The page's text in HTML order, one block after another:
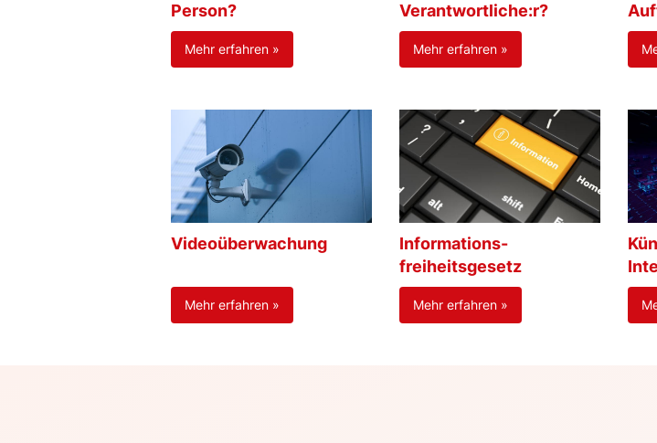
Person?
Mehr erfahren »
Verantwortliche:r?
Mehr erfahren »
Videoüberwachung
Mehr erfahren »
Informations-
freiheitsgesetz
Mehr erfahren »